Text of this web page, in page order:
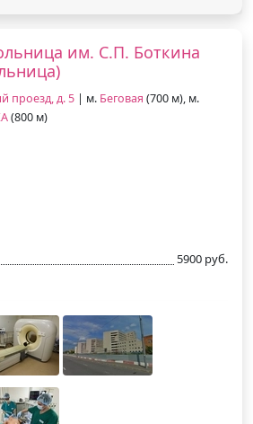
им. С.П. Боткина
проезд, д. 5 | м. Беговая (700 м), м.
(800 м)
5900 руб.